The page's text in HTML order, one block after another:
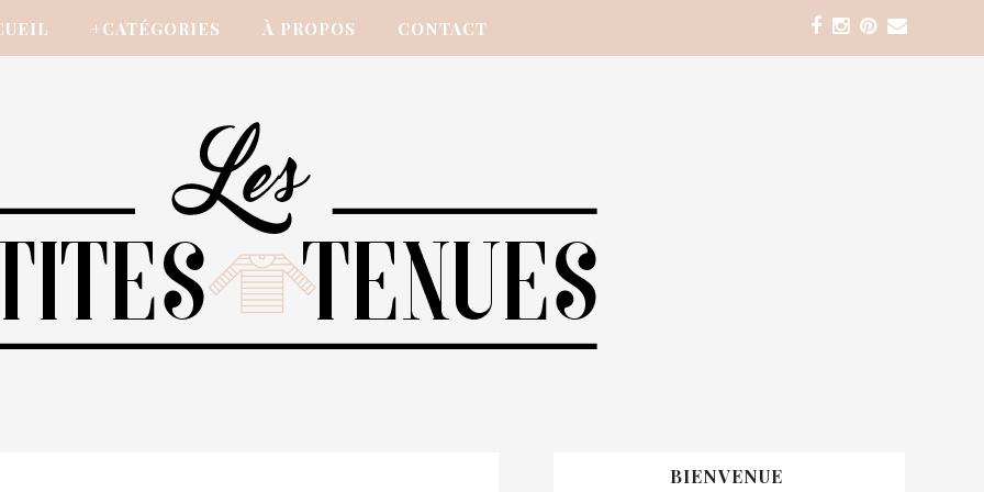
+CATÉGORIES À PROPOS CONTACT
BIENVENUE